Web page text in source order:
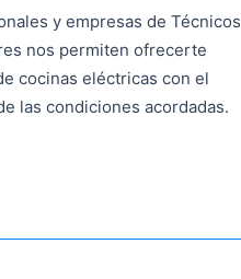
y empresas de Técnicos
nos permiten ofrecerte
cocinas eléctricas con el
las condiciones acordadas.